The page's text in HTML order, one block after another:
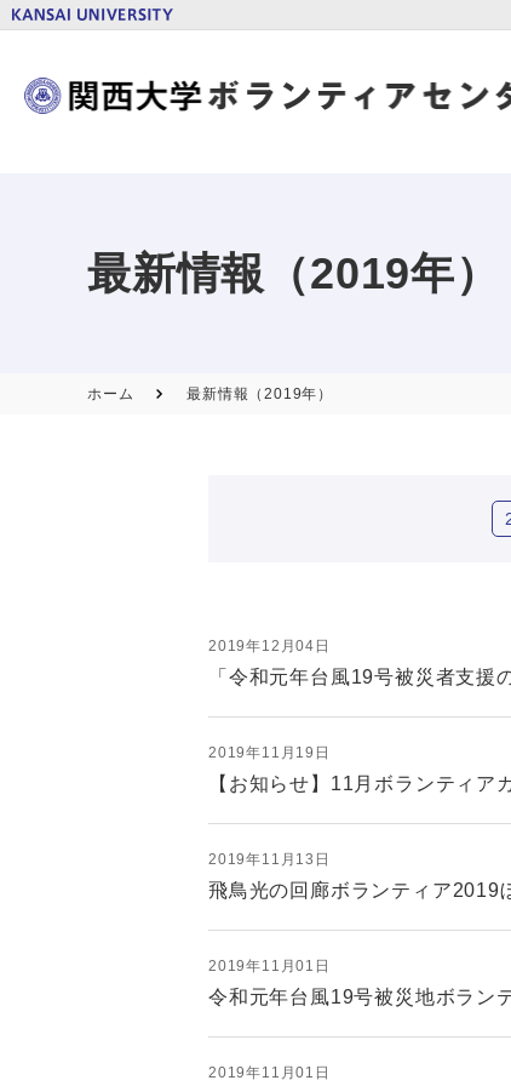
最新情報（2019年）
ホーム 最新情報（2019年）
2019年12月04日
「令和元年台風19号被災者支援
2019年11月19日
【お知らせ】11月ボランティア
2019年11月13日
飛鳥光の回廊ボランティア2019
2019年11月01日
令和元年台風19号被災地ボラン
2019年11月01日